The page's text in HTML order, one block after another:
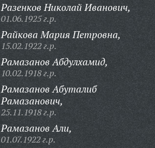
Разенков Николай Иванович,
01.06.1925 г.р.
Райкова Мария Петровна,
15.02.1922 г.р.
Рамазанов Абдулхамид,
10.02.1918 г.р.
Рамазанов Абуталиб
Рамазанович,
25.11.1918 г.р.
Рамазанов Али,
01.07.1922 г.р.